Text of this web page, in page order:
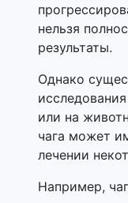
нельзя
результаты.
Однако
или на
чага может
лечении
Например,